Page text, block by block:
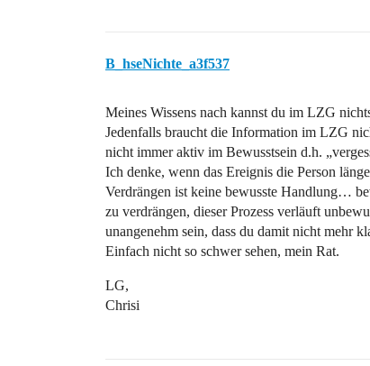
B_hseNichte_a3f537
Meines Wissens nach kannst du im LZG
Jedenfalls braucht die Information im LZG
nicht immer aktiv im Bewusstsein d.h.
Ich denke, wenn das Ereignis die Person
Verdrängen ist keine bewusste Handlung…
zu verdrängen, dieser Prozess verläuft
unangenehm sein, dass du damit nicht mehr
Einfach nicht so schwer sehen, mein Rat.
LG,
Chrisi